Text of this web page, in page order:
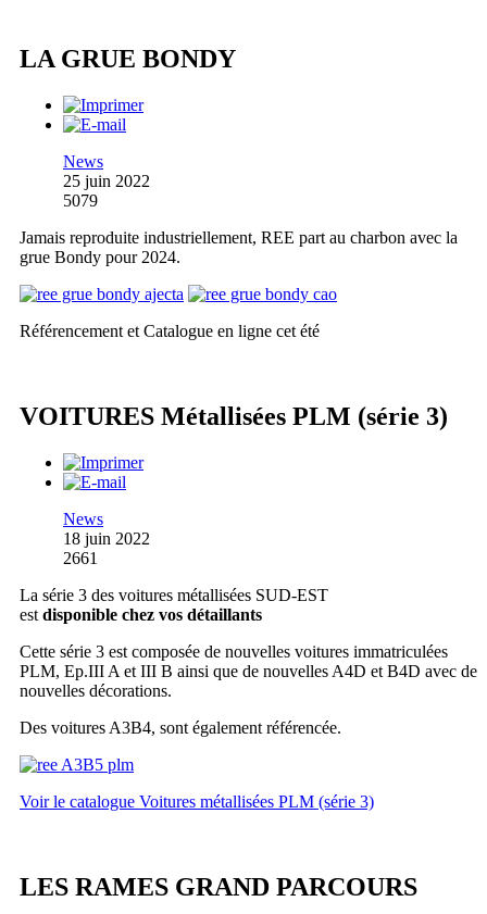
LA GRUE BONDY
News
25 juin 2022
5079
Jamais reproduite industriellement, REE part au charbon avec la
grue Bondy pour 2024.
Référencement et Catalogue en ligne cet été
VOITURES Métallisées PLM (série 3)
News
18 juin 2022
2661
La série 3 des voitures métallisées SUD-EST
est disponible chez vos détaillants
Cette série 3 est composée de nouvelles voitures immatriculées
PLM, Ep.III A et III B ainsi que de nouvelles A4D et B4D avec de
nouvelles décorations.
Des voitures A3B4, sont également référencée.
Voir le catalogue Voitures métallisées PLM (série 3)
LES RAMES GRAND PARCOURS